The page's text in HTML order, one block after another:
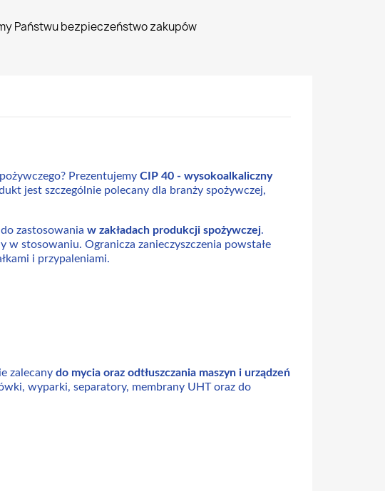
Państwu bezpieczeństwo zakupów
Prezentujemy CIP 40 - wysokoalkaliczny
jest szczególnie polecany dla branży spożywczej,
zastosowania w zakładach produkcji spożywczej.
stosowaniu. Ogranicza zanieczyszczenia powstałe
i przypaleniami.
zalecany do mycia oraz odtłuszczania maszyn i urządzeń
wyparki, separatory, membrany UHT oraz do